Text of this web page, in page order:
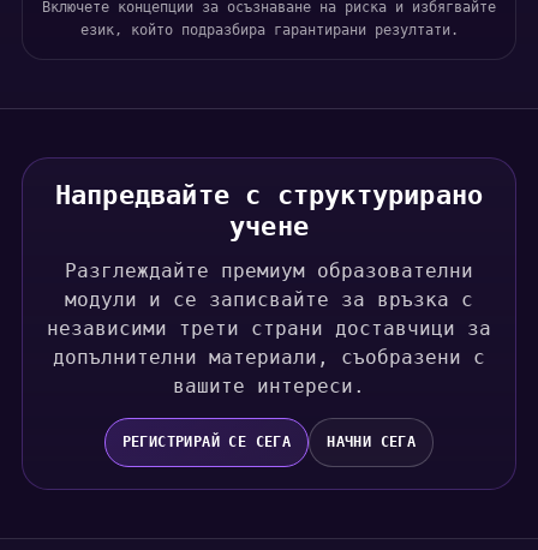
Включете концепции за осъзнаване на риска и избягвайте
език, който подразбира гарантирани резултати.
Напредвайте с структурирано
учене
Разглеждайте премиум образователни
модули и се записвайте за връзка с
независими трети страни доставчици за
допълнителни материали, съобразени с
вашите интереси.
РЕГИСТРИРАЙ СЕ СЕГА НАЧНИ СЕГА